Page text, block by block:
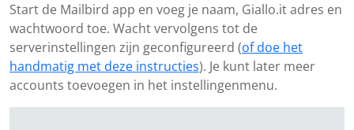
Start de Mailbird app en voeg je naam, Giallo.it adres en
wachtwoord toe. Wacht vervolgens tot de
serverinstellingen zijn geconfigureerd (of doe het
handmatig met deze instructies). Je kunt later meer
accounts toevoegen in het instellingenmenu.